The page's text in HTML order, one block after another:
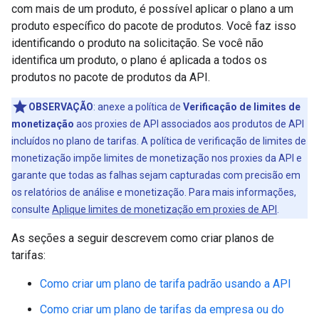
com mais de um produto, é possível aplicar o plano a um
produto específico do pacote de produtos. Você faz isso
identificando o produto na solicitação. Se você não
identifica um produto, o plano é aplicada a todos os
produtos no pacote de produtos da API.
OBSERVAÇÃO: anexe a política de Verificação de limites de
monetização aos proxies de API associados aos produtos de API
incluídos no plano de tarifas. A política de verificação de limites de
monetização impõe limites de monetização nos proxies da API e
garante que todas as falhas sejam capturadas com precisão em
os relatórios de análise e monetização. Para mais informações,
consulte Aplique limites de monetização em proxies de API
As seções a seguir descrevem como criar planos de
tarifas:
Como criar um plano de tarifa padrão usando a API
Como criar um plano de tarifas da empresa ou do